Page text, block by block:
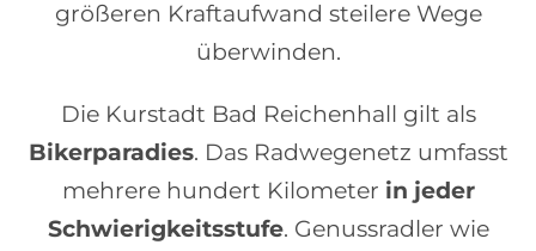
größeren Kraftaufwand steilere Wege
überwinden.
Die Kurstadt Bad Reichenhall gilt als
Bikerparadies. Das Radwegenetz umfasst
mehrere hundert Kilometer in jeder
Schwierigkeitsstufe. Genussradler wie